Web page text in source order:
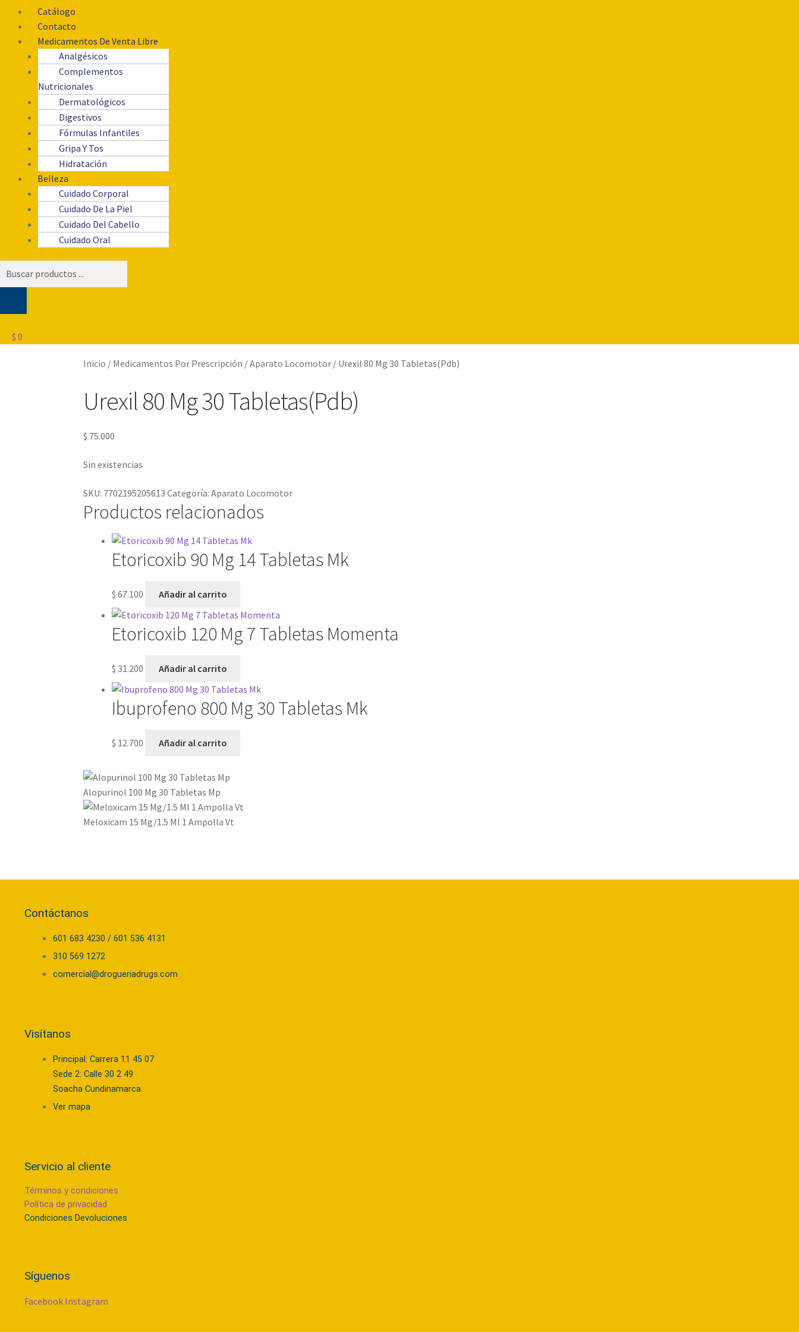
Catálogo
Contacto
Medicamentos De Venta Libre
Analgésicos
Complementos
Nutricionales
Dermatológicos
Digestivos
Fórmulas Infantiles
Gripa Y Tos
Hidratación
Belleza
Cuidado Corporal
Cuidado De La Piel
Cuidado Del Cabello
Cuidado Oral
$ 0
Inicio / Medicamentos Por Prescripción /Aparato Locomotor / Urexil 80 Mg 30 Tabletas(Pdb)
Urexil 80 Mg 30 Tabletas(Pdb)
$ 75.000
Sin existencias
SKU: 7702195205613 Categoría:Aparato Locomotor
Productos relacionados
Etoricoxib 90 Mg 14 Tabletas Mk
$ 67.100 Añadir al carrito
Etoricoxib 120 Mg 7 Tabletas Momenta
$ 31.200 Añadir al carrito
Ibuprofeno 800 Mg 30 Tabletas Mk
$ 12.700 Añadir al carrito
Alopurinol 100 Mg 30 Tabletas Mp
Meloxicam 15 Mg/1.5 Ml 1 Ampolla Vt
Contáctanos
601 683 4230 / 601 536 4131
310 569 1272
comercial@drogueriadrugs.com
Visítanos
Principal: Carrera 11 45 07
Sede 2: Calle 30 2 49
Soacha Cundinamarca
Ver mapa
Servicio al cliente
Términos y condiciones
Política de privacidad
Condiciones Devoluciones
Síguenos
Facebook Instagram